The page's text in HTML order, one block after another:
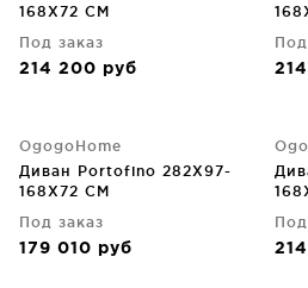
168X72 CM
Под заказ
214 200 руб
Под
OgogoHome
Диван Portofino 282X97-
168X72 CM
Под заказ
179 010 руб
Под